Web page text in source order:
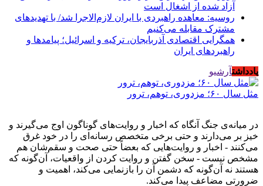
آزاد شده از اشغال است
روسیه: معاهده راهبردی با ایران لازم‌الاجرا شد/ با تهدیدهای
مشترک مقابله می‌کنیم
همگرایی اقتصادی آذربایجان، ترکیه و اسرائیل؛ پیامدها و
راهبردهای ایران
یادداشتآرشیو
مثل سال ۶۰؛ مزدوری، توهم، ترور
در میانه‌ی جنگ آنگاه که اخبار و روایت‌های گوناگون اوج می‌گیرند و
خیز بر می‌دارند و حتی برخی متخصص رسانه‌ای را در خود غرق
می‌کنند - اخبار و روایت‌هایی که بعضاً حتی صحت و سقم‌شان هم
مشخص نیست - سخن گفتن و روایت کردن از واقعیات، آن‌گونه که
هستند نه آن‌گونه که دشمن آن را بازنمایی می‌کند، اهمیت و
ضرورتی مضاعف پیدا می‌کند.